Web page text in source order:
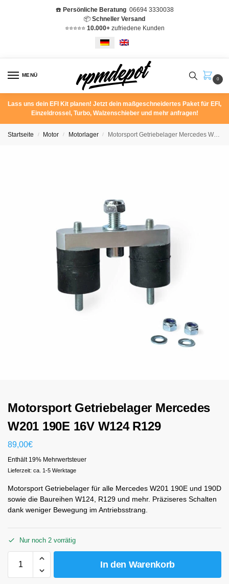
☎️ Persönliche Beratung06694 3330038
📦 Schneller Versand
⭐️⭐️⭐️⭐️⭐️ 10.000+zufriedene Kunden
MENÜ
0
Lass uns dein EFI Kit planen! Jetzt dein maßgeschneidertes Paket für EFI,
Einzeldrossel, Turbo, Walzenschieber und mehr anfragen!
Startseite / Motor / Motorlager / Motorsport Getriebelager Mercedes W201 190E 16V W124 R129
Motorsport Getriebelager Mercedes
W201 190E 16V W124 R129
89,00€
Enthält 19% Mehrwertsteuer
Lieferzeit: ca. 1-5 Werktage
Motorsport Getriebelager für alle Mercedes W201 190E und 190D
sowie die Baureihen W124, R129 und mehr. Präziseres Schalten
dank weniger Bewegung im Antriebsstrang.
Nur noch 2 vorrätig
In den Warenkorb